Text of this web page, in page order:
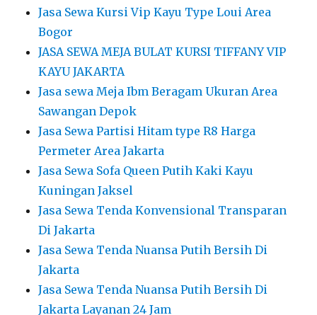
Jasa Sewa Kursi Vip Kayu Type Loui Area
Bogor
JASA SEWA MEJA BULAT KURSI TIFFANY VIP
KAYU JAKARTA
Jasa sewa Meja Ibm Beragam Ukuran Area
Sawangan Depok
Jasa Sewa Partisi Hitam type R8 Harga
Permeter Area Jakarta
Jasa Sewa Sofa Queen Putih Kaki Kayu
Kuningan Jaksel
Jasa Sewa Tenda Konvensional Transparan
Di Jakarta
Jasa Sewa Tenda Nuansa Putih Bersih Di
Jakarta
Jasa Sewa Tenda Nuansa Putih Bersih Di
Jakarta Layanan 24 Jam